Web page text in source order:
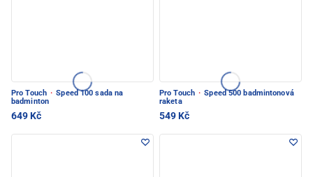
Pro Touch · Speed 100 sada na
badminton
649 Kč
Pro Touch · Speed 500 badmintonová
raketa
549 Kč